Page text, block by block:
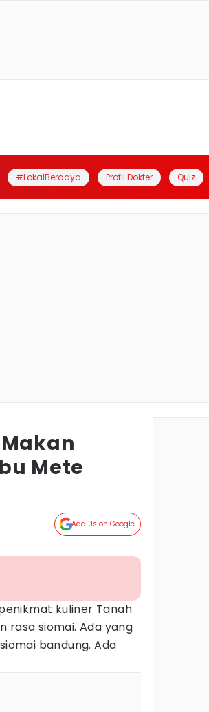
#LokalBerdaya Profil Dokter Quiz
Mete
Add Us on Google
kuliner Tanah
rasa siomai. Ada yang
bandung. Ada